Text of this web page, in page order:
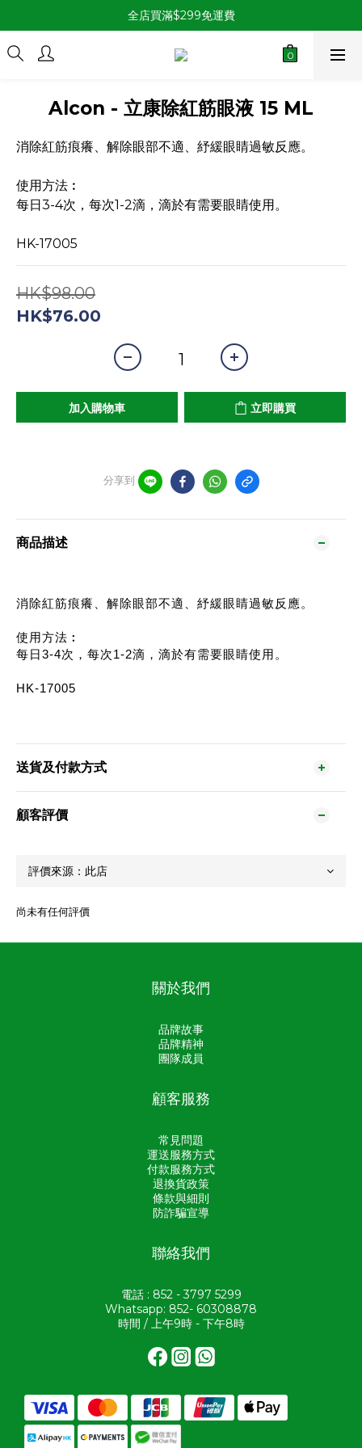
全店買滿$299免運費
Alcon - 立康除紅筋眼液 15 ML
消除紅筋痕癢、解除眼部不適、紓緩眼睛過敏反應。
使用方法︰
每日3-4次，每次1-2滴，滴於有需要眼睛使用。
HK-17005
HK$98.00
HK$76.00
加入購物車 立即購買
分享到
商品描述
消除紅筋痕癢、解除眼部不適、紓緩眼睛過敏反應。
使用方法︰
每日3-4次，每次1-2滴，滴於有需要眼睛使用。
HK-17005
送貨及付款方式
顧客評價
尚未有任何評價
關於我們
品牌故事
品牌精神
團隊成員
顧客服務
常見問題
運送服務方式
付款服務方式
退換貨政策
條款與細則
防詐騙宣導
聯絡我們
電話 : 852 - 3797 5299
Whatsapp: 852- 60308878
時間 / 上午9時 - 下午8時